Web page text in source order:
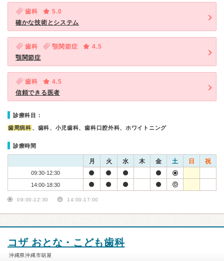
歯科
5.0
確かな技術とシステム
歯科 顎関節症
4.5
顎関節症
歯科
4.5
信頼できる医者
診療科目：
歯周病科 、歯科、小児歯科、歯科口腔外科、ホワイトニング
診療時間
月 火 水 木 金 土 日 祝
09:30-12:30
14:00-18:30
09:00-12:30 14:00-17:00
コザ おとな・こども歯科
沖縄県沖縄市胡屋